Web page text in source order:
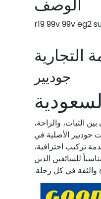
الوصف
التجارية
جوديير
الثبات، والراحة،
جوديير الأصلية في
تركيب احترافية،
للسائقين الذين
والثقة في كل رحلة.